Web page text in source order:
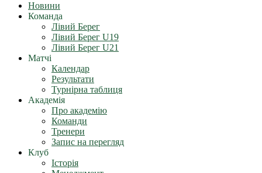
Новини
Команда
Лівий Берег
Лівий Берег U19
Лівий Берег U21
Матчі
Календар
Результати
Турнірна таблиця
Академія
Про академію
Команди
Тренери
Запис на перегляд
Клуб
Історія